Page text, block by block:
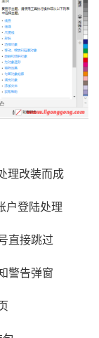
理改装而成
户登陆处理
直接跳过
警告弹窗